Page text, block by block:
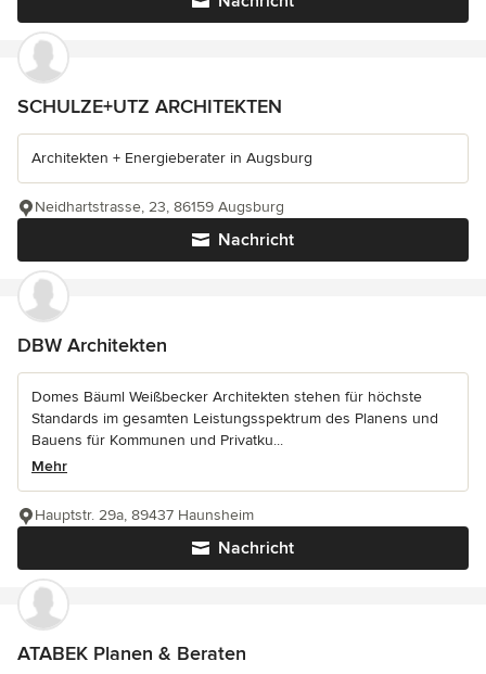
SCHULZE+UTZ ARCHITEKTEN
Architekten + Energieberater in Augsburg
Nachricht
Neidhartstrasse, 23, 86159 Augsburg
DBW Architekten
Domes Bäuml Weißbecker Architekten stehen für höchste
Standards im gesamten Leistungsspektrum des Planens und
Bauens für Kommunen und Privatku...
Mehr
Nachricht
Hauptstr. 29a, 89437 Haunsheim
ATABEK Planen & Beraten